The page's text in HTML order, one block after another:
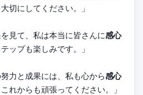
切にしてください。」
見て、私は本当に皆さんに感心
ップも楽しみです。」
力と成果には、私も心から感心
れからも頑張ってください。」